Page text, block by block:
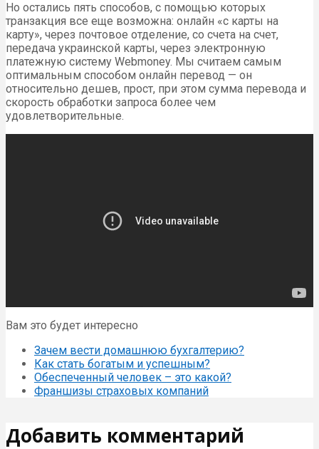
Но остались пять способов, с помощью которых
транзакция все еще возможна: онлайн «с карты на
карту», через почтовое отделение, со счета на счет,
передача украинской карты, через электронную
платежную систему Webmoney. Мы считаем самым
оптимальным способом онлайн перевод — он
относительно дешев, прост, при этом сумма перевода и
скорость обработки запроса более чем
удовлетворительные.
Вам это будет интересно
Зачем вести домашнюю бухгалтерию?
Как стать богатым и успешным?
Обеспеченный человек – это какой?
Франшизы страховых компаний
Добавить комментарий